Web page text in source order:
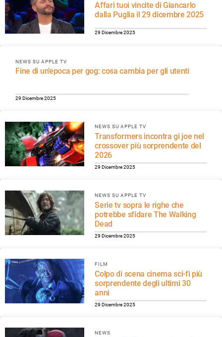
Affari tuoi vincite di Giancarlo
dalla Puglia il 29 dicembre 2025
29 Dicembre 2025
NEWS SU APPLE TV
Fine di un’epoca per gog: cosa cambia per gli utenti
29 Dicembre 2025
NEWS SU APPLE TV
Transformers incontra gi joe nel
crossover più sorprendente del
2026
29 Dicembre 2025
NEWS SU APPLE TV
Serie tv sopra le righe che
potrebbe sfidare The Walking
Dead
29 Dicembre 2025
FILM
Colpo di scena cinema sci-fi più
sorprendente degli ultimi 30
anni
29 Dicembre 2025
NEWS